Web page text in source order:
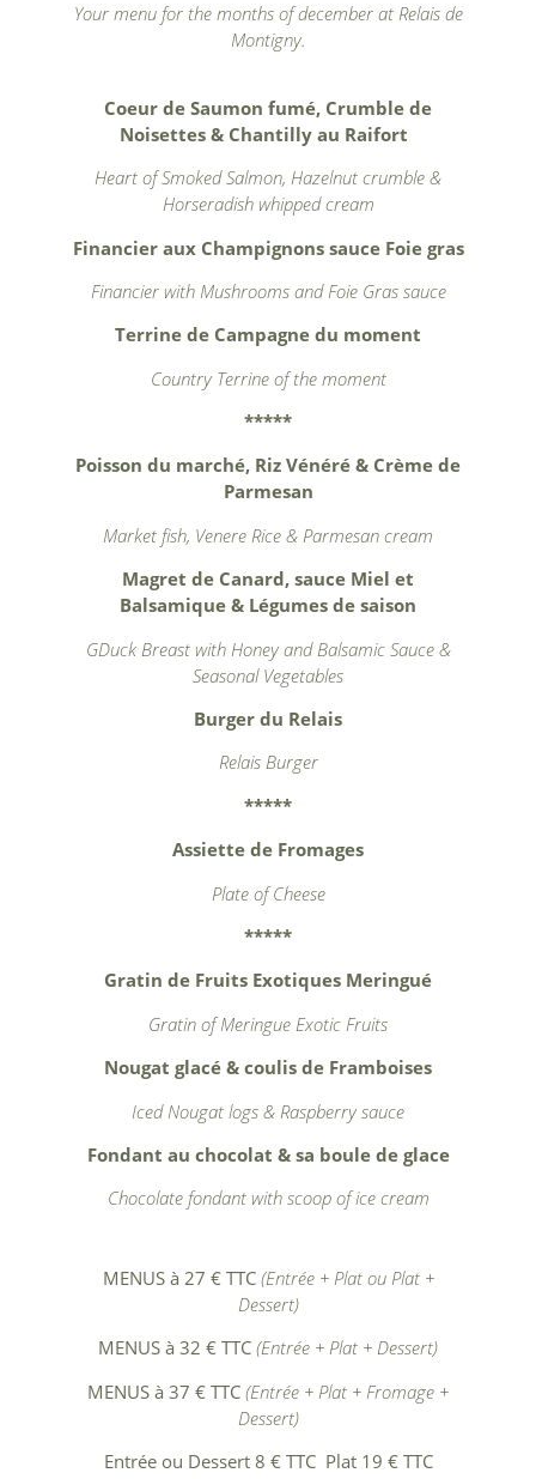
Your menu for the months of december at Relais de
Montigny.
Coeur de Saumon fumé, Crumble de
Noisettes & Chantilly au Raifort
Heart of Smoked Salmon, Hazelnut crumble &
Horseradish whipped cream
Financier aux Champignons sauce Foie gras
Financier with Mushrooms and Foie Gras sauce
Terrine de Campagne du moment
Country Terrine of the moment
*****
Poisson du marché, Riz Vénéré & Crème de
Parmesan
Market fish, Venere Rice & Parmesan cream
Magret de Canard, sauce Miel et
Balsamique & Légumes de saison
GDuck Breast with Honey and Balsamic Sauce &
Seasonal Vegetables
Burger du Relais
Relais Burger
*****
Assiette de Fromages
Plate of Cheese
*****
Gratin de Fruits Exotiques Meringué
Gratin of Meringue Exotic Fruits
Nougat glacé & coulis de Framboises
Iced Nougat logs & Raspberry sauce
Fondant au chocolat & sa boule de glace
Chocolate fondant with scoop of ice cream
MENUS à 27 € TTC(Entrée + Plat ou Plat +
Dessert)
MENUS à 32 € TTC (Entrée + Plat + Dessert)
MENUS à 37 € TTC (Entrée + Plat + Fromage +
Dessert)
Entrée ou Dessert 8 € TTCPlat 19 € TTC